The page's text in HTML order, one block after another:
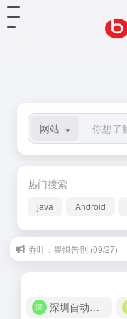
网站
热门搜索
java Android
乔叶：畏惧告别 (09/27)
深圳自动化商城